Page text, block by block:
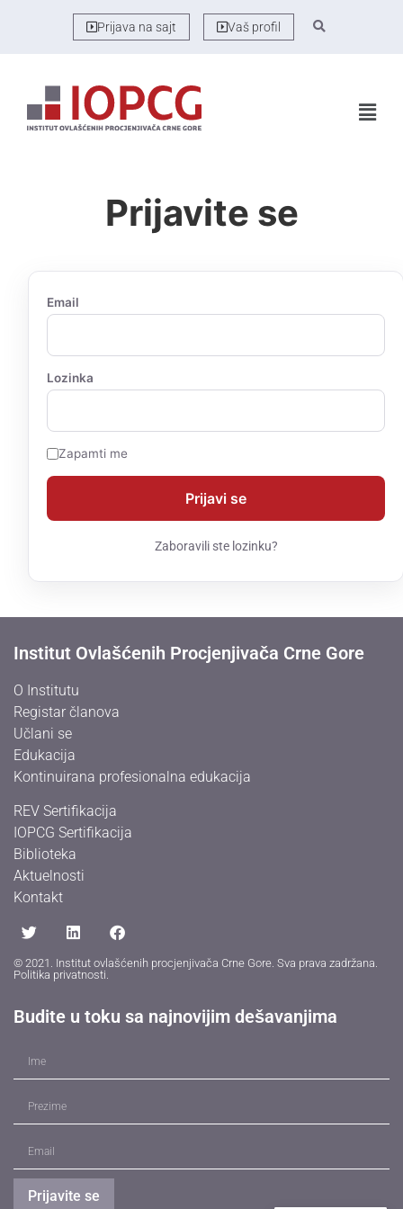
Prijava na sajt Vaš profil
Prijavite se
Email
Lozinka
Zapamti me
Zaboravili ste lozinku?
Institut Ovlašćenih Procjenjivača Crne Gore
O Institutu
Registar članova
Učlani se
Edukacija
Kontinuirana profesionalna edukacija
REV Sertifikacija
IOPCG Sertifikacija
Biblioteka
Aktuelnosti
Kontakt
© 2021. Institut ovlašćenih procjenjivača Crne Gore. Sva prava zadržana.
Politika privatnosti
Budite u toku sa najnovijim dešavanjima
Prijavite se